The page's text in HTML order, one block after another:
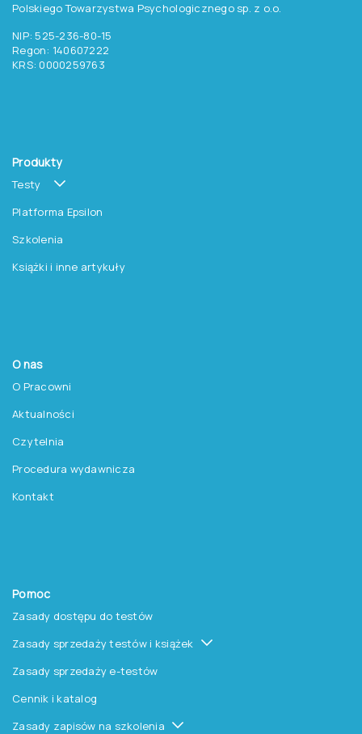
Polskiego Towarzystwa Psychologicznego sp. z o.o.
NIP: 525-236-80-15
Regon: 140607222
KRS: 0000259763
Produkty
Testy
Platforma Epsilon
Szkolenia
Książki i inne artykuły
O nas
O Pracowni
Aktualności
Czytelnia
Procedura wydawnicza
Kontakt
Pomoc
Zasady dostępu do testów
Zasady sprzedaży testów i książek
Zasady sprzedaży e-testów
Cennik i katalog
Zasady zapisów na szkolenia